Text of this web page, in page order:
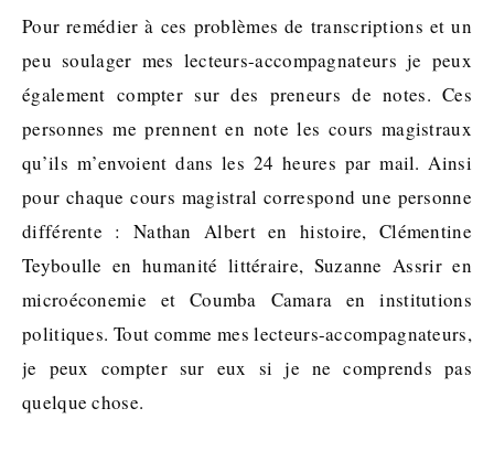
Pour remédier à ces problèmes de transcriptions et un
peu soulager mes lecteurs-accompagnateurs je peux
également compter sur des preneurs de notes. Ces
personnes me prennent en note les cours magistraux
qu’ils m’envoient dans les 24 heures par mail. Ainsi
pour chaque cours magistral correspond une personne
différente : Nathan Albert en histoire, Clémentine
Teyboulle en humanité littéraire, Suzanne Assrir en
microéconemie et Coumba Camara en institutions
politiques. Tout comme mes lecteurs-accompagnateurs,
je peux compter sur eux si je ne comprends pas
quelque chose.